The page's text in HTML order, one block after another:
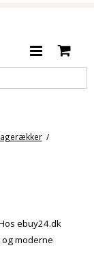
/
ebuy24.dk
moderne